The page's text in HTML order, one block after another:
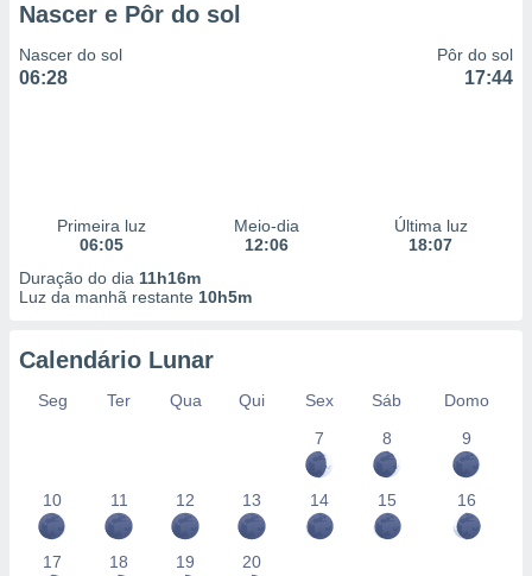
Nascer e Pôr do sol
Nascer do sol
06:28
Pôr do sol
17:44
Primeira luz
06:05
Meio-dia
12:06
Última luz
18:07
Duração do dia 11h16m
Luz da manhã restante 10h5m
Calendário Lunar
Seg Ter Qua Qui Sex Sáb
Domo
7
8 9
10 11 12 13 14 15 16
17 18 19 20